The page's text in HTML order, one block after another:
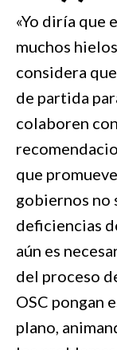
«Yo diría que
muchos
considera
de partida
colaboren
que
gobiernos no
deficiencias
aún es
del proceso
OSC pongan
plano,